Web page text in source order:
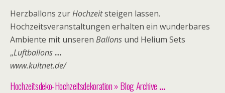
Herzballons zurHochzeitsteigen lassen.
Hochzeitsveranstaltungen erhalten ein wunderbares
Ambiente mit unseren Ballons und Helium Sets
„Luftballons …
www.kultnet.de/
Hochzeitsdeko-Hochzeitsdekoration » Blog Archive …